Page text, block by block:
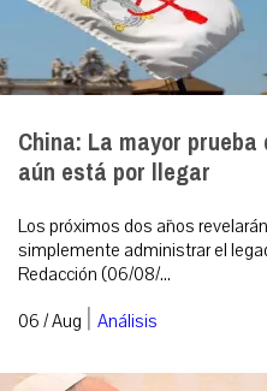
China: La mayor
aún está por llegar
Los próximos dos años
simplemente administrar el
Redacción (06/08/...
06 / Aug | Análisis